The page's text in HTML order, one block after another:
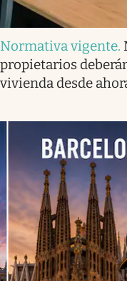
Normativa vigente.
propietarios
vivienda desde